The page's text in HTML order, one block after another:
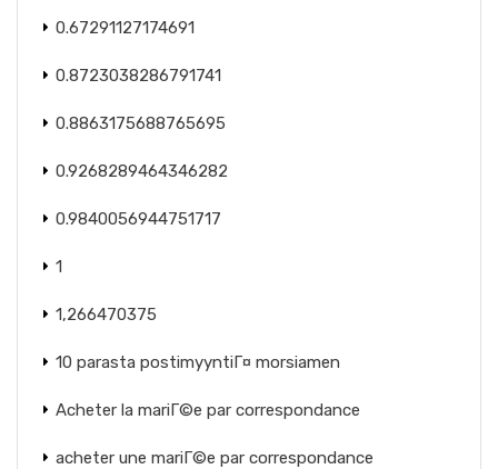
0.67291127174691
0.8723038286791741
0.8863175688765695
0.9268289464346282
0.9840056944751717
1
1,266470375
10 parasta postimyyntiГ¤ morsiamen
Acheter la mariГ©e par correspondance
acheter une mariГ©e par correspondance